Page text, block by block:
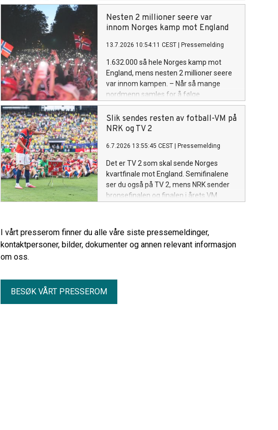
Nesten 2 millioner seere var
innom Norges kamp mot England
13.7.2026 10:54:11 CEST Pressemelding
1.632.000 så hele Norges kamp mot
England, mens nesten 2 millioner seere
var innom kampen. – Når så mange
nordmenn samles for å følge
kvartfinalen midt på natten, viser det at
vi fortsatt trenger de store, felles
leirbålene, sier TV 2-sjef Olav T.
Slik sendes resten av fotball-VM på
NRK og TV 2
6.7.2026 13:55:45 CEST Pressemelding
Det er TV 2 som skal sende Norges
kvartfinale mot England. Semifinalene
ser du også på TV 2, mens NRK sender
bronsefinalen og finalen i årets VM.
I vårt presserom finner du alle våre siste pressemeldinger,
kontaktpersoner, bilder, dokumenter og annen relevant informasjon
om oss.
BESØK VÅRT PRESSEROM